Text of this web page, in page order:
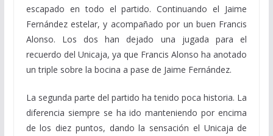
escapado en todo el partido. Continuando el Jaime
Fernández estelar, y acompañado por un buen Francis
Alonso. Los dos han dejado una jugada para el
recuerdo del Unicaja, ya que Francis Alonso ha anotado
un triple sobre la bocina a pase de Jaime Fernández.
La segunda parte del partido ha tenido poca historia. La
diferencia siempre se ha ido manteniendo por encima
de los diez puntos, dando la sensación el Unicaja de